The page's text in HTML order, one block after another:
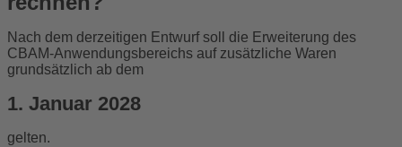
Nach dem derzeitigen Entwurf soll die Erweiterung des
CBAM-Anwendungsbereichs auf zusätzliche Waren
grundsätzlich ab dem
1. Januar 2028
gelten.